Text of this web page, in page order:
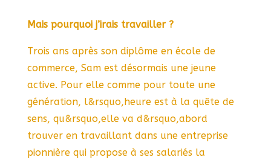
Mais pourquoi j’irais travailler ?
Trois ans après son diplôme en école de
commerce, Sam est désormais une jeune
active. Pour elle comme pour toute une
génération, l&rsquo,heure est à la quête de
sens, qu&rsquo,elle va d&rsquo,abord
trouver en travaillant dans une entreprise
pionnière qui propose à ses salariés la